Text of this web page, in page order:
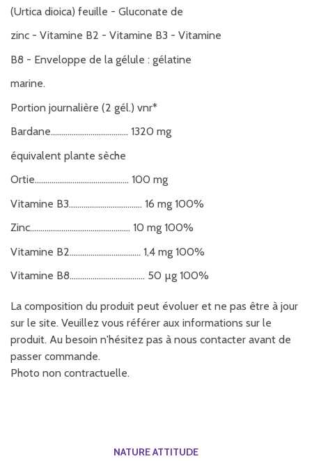
(Urtica dioica) feuille - Gluconate de
zinc - Vitamine B2 - Vitamine B3 - Vitamine
B8 - Enveloppe de la gélule : gélatine
marine.
Portion journalière (2 gél.) vnr*
Bardane..................................... 1320 mg
équivalent plante sèche
Ortie............................................. 100 mg
Vitamine B3................................... 16 mg 100%
Zinc................................................ 10 mg 100%
Vitamine B2.................................. 1,4 mg 100%
Vitamine B8.................................... 50 µg 100%
La composition du produit peut évoluer et ne pas être à jour
sur le site. Veuillez vous référer aux informations sur le
produit. Au besoin n'hésitez pas à nous contacter avant de
passer commande.
Photo non contractuelle.
NATURE ATTITUDE